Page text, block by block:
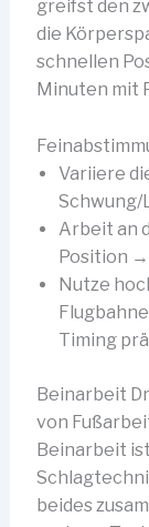
greifst den
die
schnellen
Minuten mit
Variiere
Schwung/
Arbeit an
Position
Nutze
Timing
Beinarbeit
von
Beinarbeit
beides